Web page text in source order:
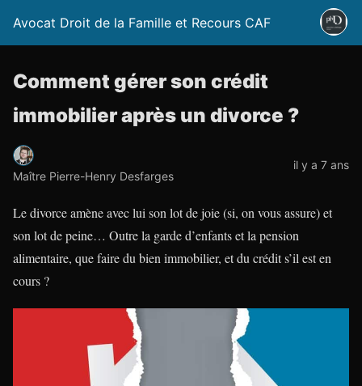
Avocat Droit de la Famille et Recours CAF
Comment gérer son crédit
immobilier après un divorce ?
Maître Pierre-Henry Desfarges
il y a 7 ans
Le divorce amène avec lui son lot de joie (si, on vous assure) et
son lot de peine… Outre la garde d’enfants et la pension
alimentaire, que faire du bien immobilier, et du crédit s’il est en
cours ?